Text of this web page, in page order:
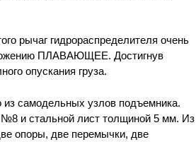
рычаг гидрораспределителя очень
ПЛАВАЮЩЕЕ. Достигнув
опускания груза.
из самодельных узлов подъемника.
№8 и стальной лист толщиной 5 мм. Из
опоры, две перемычки, две